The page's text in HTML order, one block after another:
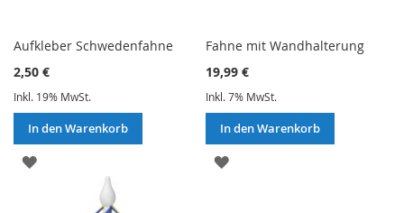
Aufkleber Schwedenfahne
2,50 €
Inkl. 19% MwSt.
In den Warenkorb
ZUR
WUNSCHLISTE
Fahne mit Wandhalterung
19,99 €
Inkl. 7% MwSt.
In den Warenkorb
ZUR